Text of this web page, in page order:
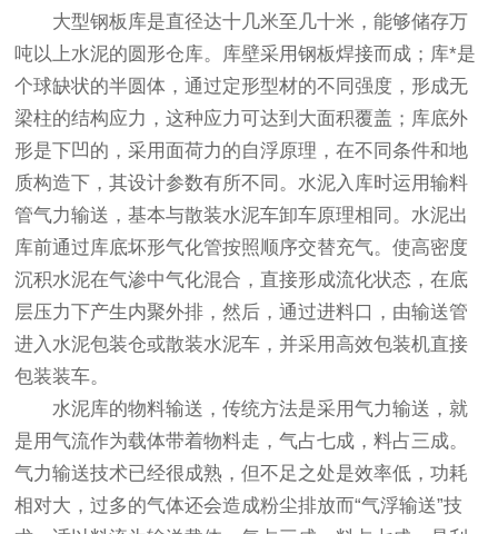
大型钢板库是直径达十几米至几十米，能够储存万
吨以上水泥的圆形仓库。库壁采用钢板焊接而成；库*是
个球缺状的半圆体，通过定形型材的不同强度，形成无
梁柱的结构应力，这种应力可达到大面积覆盖；库底外
形是下凹的，采用面荷力的自浮原理，在不同条件和地
质构造下，其设计参数有所不同。水泥入库时运用输料
管气力输送，基本与散装水泥车卸车原理相同。水泥出
库前通过库底坏形气化管按照顺序交替充气。使高密度
沉积水泥在气渗中气化混合，直接形成流化状态，在底
层压力下产生内聚外排，然后，通过进料口，由输送管
进入水泥包装仓或散装水泥车，并采用高效包装机直接
包装装车。
水泥库的物料输送，传统方法是采用气力输送，就
是用气流作为载体带着物料走，气占七成，料占三成。
气力输送技术已经很成熟，但不足之处是效率低，功耗
相对大，过多的气体还会造成粉尘排放而“气浮输送”技